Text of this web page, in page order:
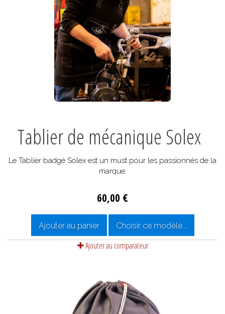
Tablier de mécanique Solex
Le Tablier badgé Solex est un must pour les passionnés de la
marque.
60,00 €
Ajouter au panier Choisir ce modèle...
Ajouter au comparateur